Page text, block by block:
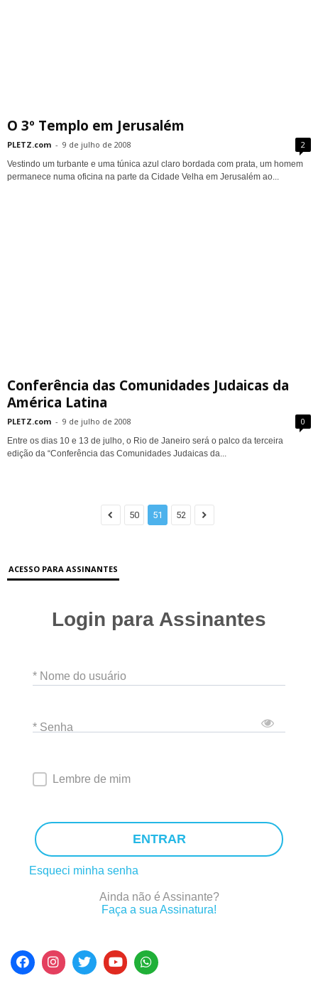
O 3º Templo em Jerusalém
PLETZ.com - 9 de julho de 2008 2
Vestindo um turbante e uma túnica azul claro bordada com prata, um homem
permanece numa oficina na parte da Cidade Velha em Jerusalém ao...
Conferência das Comunidades Judaicas da
América Latina
PLETZ.com - 9 de julho de 2008 0
Entre os dias 10 e 13 de julho, o Rio de Janeiro será o palco da terceira
edição da “Conferência das Comunidades Judaicas da...
50 51 52
ACESSO PARA ASSINANTES
Login para Assinantes
* Nome do usuário
* Senha
Lembre de mim
ENTRAR
Esqueci minha senha
Ainda não é Assinante?
Faça a sua Assinatura!